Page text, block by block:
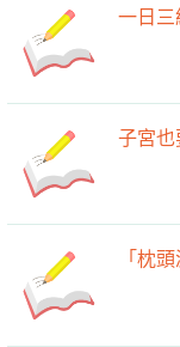
一日三
子宮也
「枕